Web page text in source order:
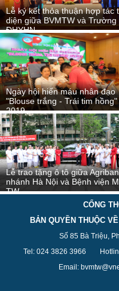
Lễ ký kết thỏa thuận hợp tác
diện giữa BVMTW và Trường
ĐHYHN
Ngày hội hiến máu nhân đạo
"Blouse trắng - Trái tim hồng"
2019
Lễ trao tặng ô tô giữa
nhánh Hà Nội và Bệnh viện
TW
CỔNG
BẢN QUYỀN THUỘC
Số 85 Bà Triệu,
Tel: 024 3826 3966
Email: